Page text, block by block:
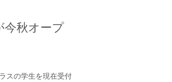
今秋オープ
スの学生を現在受付